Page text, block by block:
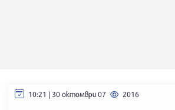
10:21 | 30 октомври 07 2016